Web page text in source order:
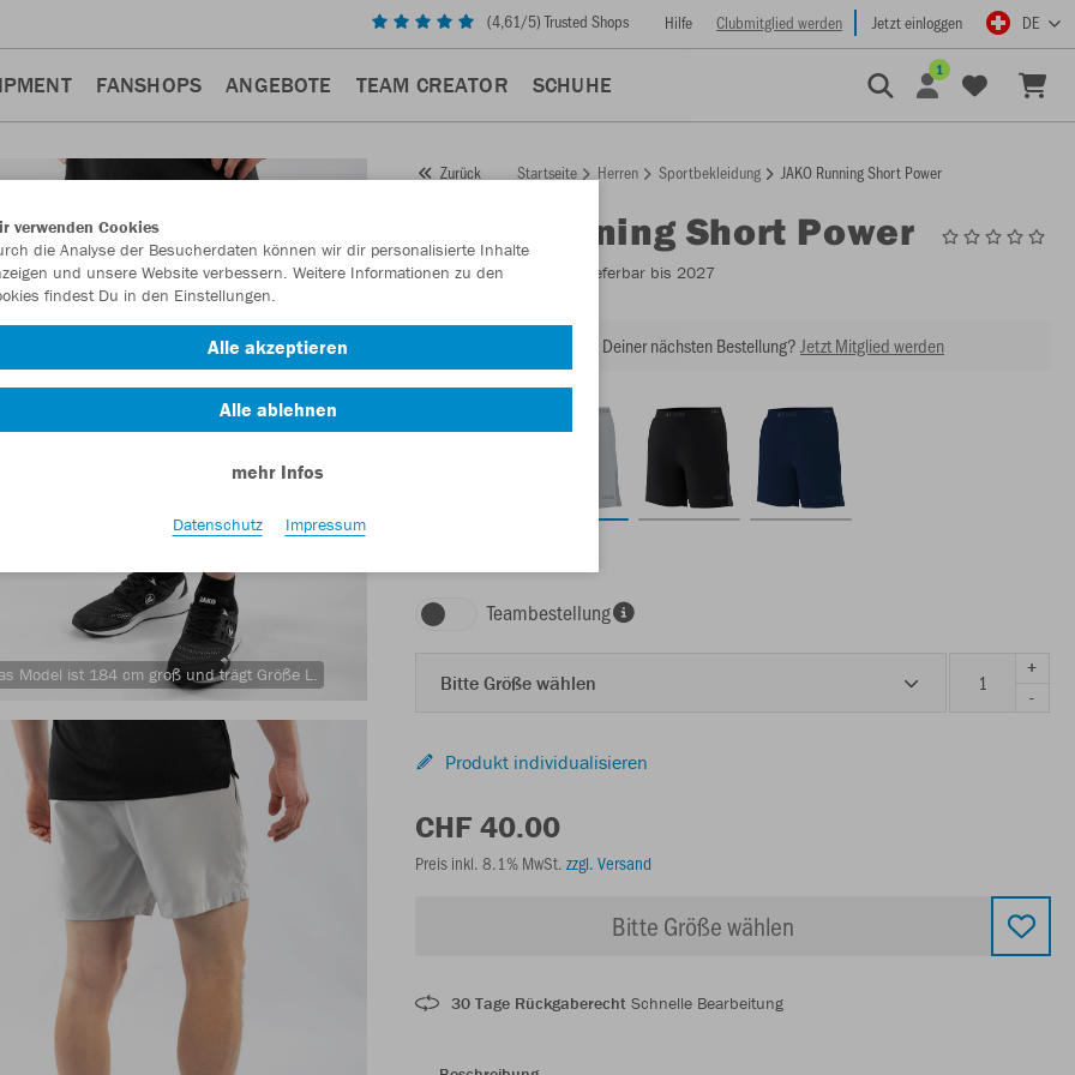
(4,61/5) Trusted Shops Hilfe Clubmitglied werden Jetzt einloggen DE
FANSHOPS ANGEBOTE TEAM CREATOR SCHUHE
1
Model ist 184 cm groß und trägt Größe L.
Zurück Startseite Herren Sportbekleidung JAKO Running Short Power
Running Short Power
Artikelnummer: - Lieferbar bis 2027
Lust auf 30% Rabatt bei Deiner nächsten Bestellung? Jetzt Mitglied werden
Teambestellung
Bitte Größe wählen
+
-
Produkt individualisieren
CHF 40.00
Preis inkl. 8.1% MwSt. zzgl. Versand
Bitte Größe wählen
30 Tage Rückgaberecht Schnelle Bearbeitung
verwenden Cookies
die Analyse der Besucherdaten können wir dir personalisierte Inhalte
und unsere Website verbessern. Weitere Informationen zu den
findest Du in den Einstellungen.
Alle akzeptieren
Alle ablehnen
mehr Infos
Datenschutz Impressum